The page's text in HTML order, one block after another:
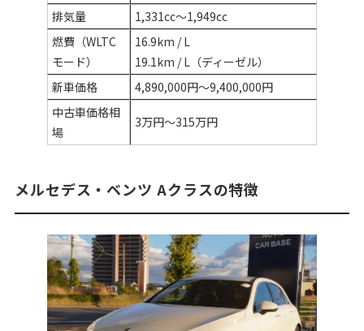
排気量
1,331cc～1,949cc
燃費（WLTC
モード）
16.9km / L
19.1km / L（ディーゼル）
新車価格
4,890,000円～9,400,000円
中古車価格相
場
3万円～315万円
メルセデス・ベンツ Aクラスの特徴